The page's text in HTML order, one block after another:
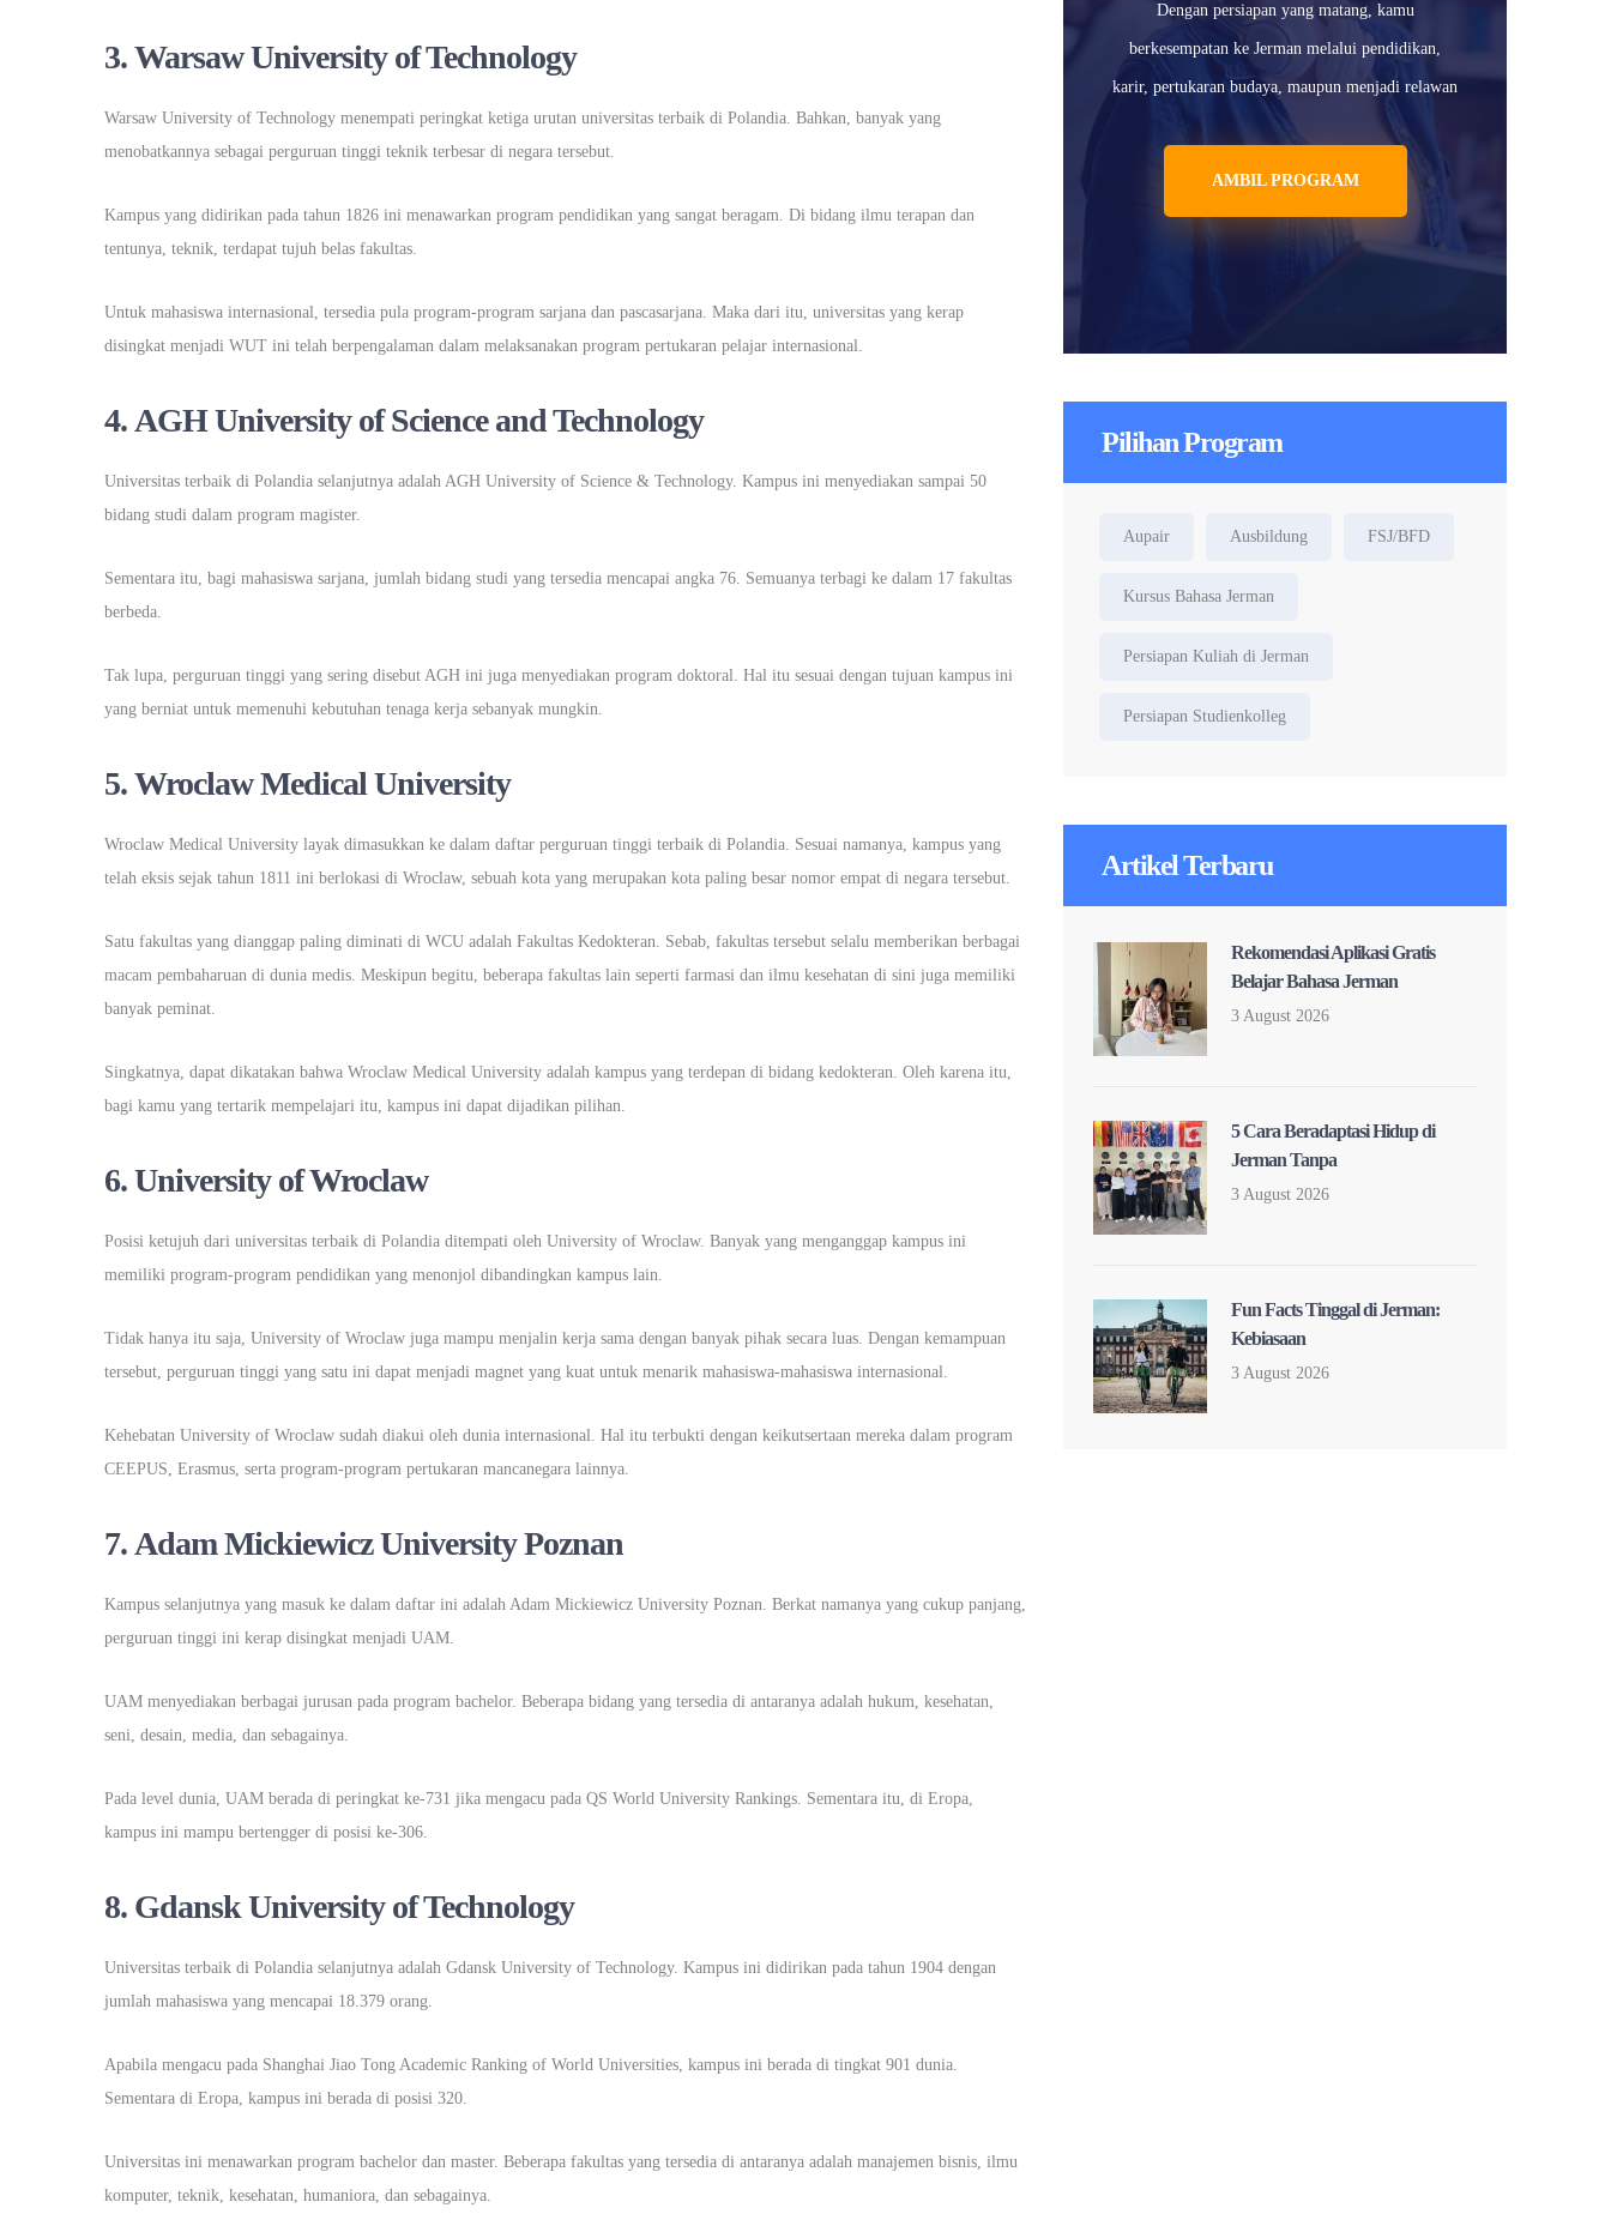
3.Warsaw University of Technology
Warsaw University of Technology menempati peringkat ketiga urutan universitas terbaik di Polandia. Bahkan, banyak yang
menobatkannya sebagai perguruan tinggi teknik terbesar di negara tersebut.
Kampus yang didirikan pada tahun 1826 ini menawarkan program pendidikan yang sangat beragam. Di bidang ilmu terapan dan
tentunya, teknik, terdapat tujuh belas fakultas.
Untuk mahasiswa internasional, tersedia pula program-program sarjana dan pascasarjana. Maka dari itu, universitas yang kerap
disingkat menjadi WUT ini telah berpengalaman dalam melaksanakan program pertukaran pelajar internasional.
4.AGH University of Science and Technology
Universitas terbaik di Polandia selanjutnya adalah AGH University of Science & Technology. Kampus ini menyediakan sampai 50
bidang studi dalam program magister.
Sementara itu, bagi mahasiswa sarjana, jumlah bidang studi yang tersedia mencapai angka 76. Semuanya terbagi ke dalam 17 fakultas
berbeda.
Tak lupa, perguruan tinggi yang sering disebut AGH ini juga menyediakan program doktoral. Hal itu sesuai dengan tujuan kampus ini
yang berniat untuk memenuhi kebutuhan tenaga kerja sebanyak mungkin.
5.Wroclaw Medical University
Wroclaw Medical University layak dimasukkan ke dalam daftar perguruan tinggi terbaik di Polandia. Sesuai namanya, kampus yang
telah eksis sejak tahun 1811 ini berlokasi di Wroclaw, sebuah kota yang merupakan kota paling besar nomor empat di negara tersebut.
Satu fakultas yang dianggap paling diminati di WCU adalah Fakultas Kedokteran. Sebab, fakultas tersebut selalu memberikan berbagai
macam pembaharuan di dunia medis. Meskipun begitu, beberapa fakultas lain seperti farmasi dan ilmu kesehatan di sini juga memiliki
banyak peminat.
Singkatnya, dapat dikatakan bahwa Wroclaw Medical University adalah kampus yang terdepan di bidang kedokteran. Oleh karena itu,
bagi kamu yang tertarik mempelajari itu, kampus ini dapat dijadikan pilihan.
6.University of Wroclaw
Posisi ketujuh dari universitas terbaik di Polandia ditempati oleh University of Wroclaw. Banyak yang menganggap kampus ini
memiliki program-program pendidikan yang menonjol dibandingkan kampus lain.
Tidak hanya itu saja, University of Wroclaw juga mampu menjalin kerja sama dengan banyak pihak secara luas. Dengan kemampuan
tersebut, perguruan tinggi yang satu ini dapat menjadi magnet yang kuat untuk menarik mahasiswa-mahasiswa internasional.
Kehebatan University of Wroclaw sudah diakui oleh dunia internasional. Hal itu terbukti dengan keikutsertaan mereka dalam program
CEEPUS, Erasmus, serta program-program pertukaran mancanegara lainnya.
7.Adam Mickiewicz University Poznan
Kampus selanjutnya yang masuk ke dalam daftar ini adalah Adam Mickiewicz University Poznan. Berkat namanya yang cukup panjang,
perguruan tinggi ini kerap disingkat menjadi UAM.
UAM menyediakan berbagai jurusan pada program bachelor. Beberapa bidang yang tersedia di antaranya adalah hukum, kesehatan,
seni, desain, media, dan sebagainya.
Pada level dunia, UAM berada di peringkat ke-731 jika mengacu pada QS World University Rankings. Sementara itu, di Eropa,
kampus ini mampu bertengger di posisi ke-306.
8. Gdansk University of Technology
Universitas terbaik di Polandia selanjutnya adalah Gdansk University of Technology. Kampus ini didirikan pada tahun 1904 dengan
jumlah mahasiswa yang mencapai 18.379 orang.
Apabila mengacu pada Shanghai Jiao Tong Academic Ranking of World Universities, kampus ini berada di tingkat 901 dunia.
Sementara di Eropa, kampus ini berada di posisi 320.
Universitas ini menawarkan program bachelor dan master. Beberapa fakultas yang tersedia di antaranya adalah manajemen bisnis, ilmu
komputer, teknik, kesehatan, humaniora, dan sebagainya.
Dengan persiapan yang matang, kamu
berkesempatan ke Jerman melalui pendidikan,
karir, pertukaran budaya, maupun menjadi relawan
AMBIL PROGRAM
Pilihan Program
Aupair Ausbildung FSJ/BFD
Kursus Bahasa Jerman
Persiapan Kuliah di Jerman
Persiapan Studienkolleg
Artikel Terbaru
Rekomendasi Aplikasi Gratis
Belajar Bahasa Jerman
3 August 2026
5 Cara Beradaptasi Hidup di
Jerman Tanpa
3 August 2026
Fun Facts Tinggal di Jerman:
Kebiasaan
3 August 2026